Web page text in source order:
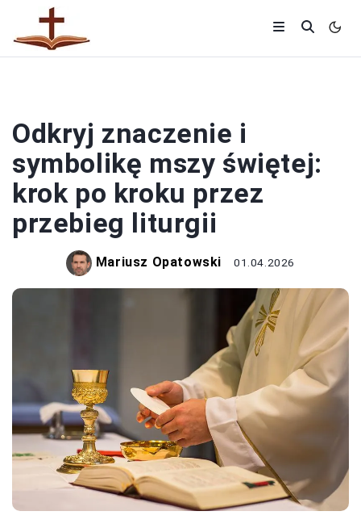
Odkryj znaczenie i
symbolikę mszy świętej:
krok po kroku przez
przebieg liturgii
Mariusz Opatowski 01.04.2026